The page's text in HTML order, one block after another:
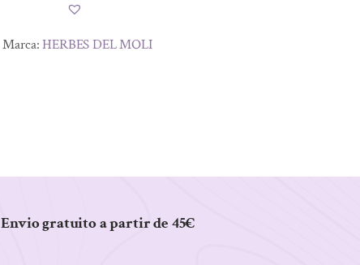
Marca:HERBES DEL MOLI
Envio gratuito a partir de 45€